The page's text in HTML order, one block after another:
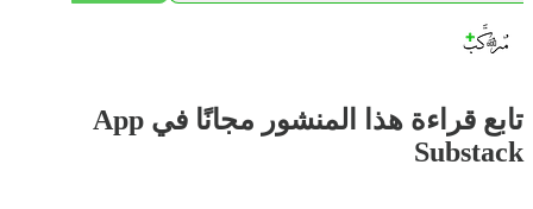
تابع قراءة هذا المنشور مجانًا في App
Substack